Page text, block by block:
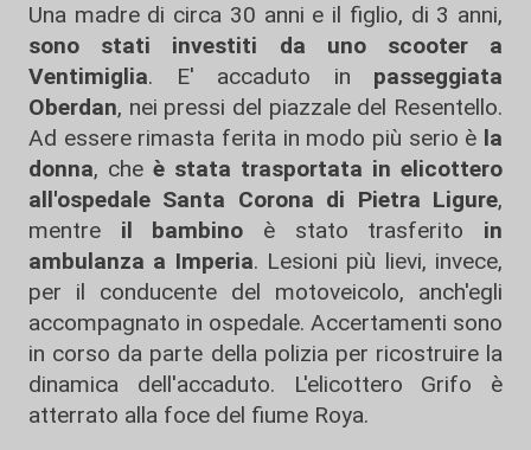
Una madre di circa 30 anni e il figlio, di 3 anni,
sono stati investiti da uno scooter a
Ventimiglia. E' accaduto in passeggiata
Oberdan, nei pressi del piazzale del Resentello.
Ad essere rimasta ferita in modo più serio è la
donna, che è stata trasportata in elicottero
all'ospedale Santa Corona di Pietra Ligure,
mentre il bambino è stato trasferito in
ambulanza a Imperia. Lesioni più lievi, invece,
per il conducente del motoveicolo, anch'egli
accompagnato in ospedale. Accertamenti sono
in corso da parte della polizia per ricostruire la
dinamica dell'accaduto. L'elicottero Grifo è
atterrato alla foce del fiume Roya.